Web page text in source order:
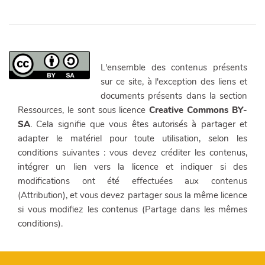
L'ensemble des contenus présents
sur ce site, à l'exception des liens et
documents présents dans la section
Ressources, le sont sous licenceCreative Commons BY-
SA. Cela signifie que vous êtes autorisés à partager et
adapter le matériel pour toute utilisation, selon les
conditions suivantes : vous devez créditer les contenus,
intégrer un lien vers la licence et indiquer si des
modifications ont été effectuées aux contenus
(Attribution), et vous devez partager sous la même licence
si vous modifiez les contenus (Partage dans les mêmes
conditions).